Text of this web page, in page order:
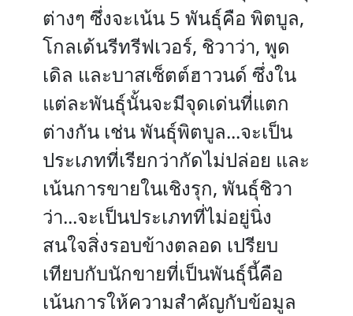
ต่างๆ ซึ่งจะเน้น 5 พันธุ์คือ พิตบูล,
โกลเด้นรีทรีฟเวอร์, ชิวาว่า, พูด
เดิล และบาสเซ็ตต์ฮาวนด์ ซึ่งใน
แต่ละพันธุ์นั้นจะมีจุดเด่นที่แตก
ต่างกัน เช่น พันธุ์พิตบูล...จะเป็น
ประเภทที่เรียกว่ากัดไม่ปล่อย และ
เน้นการขายในเชิงรุก, พันธุ์ชิวา
ว่า...จะเป็นประเภทที่ไม่อยู่นิ่ง
สนใจสิ่งรอบข้างตลอด เปรียบ
เทียบกับนักขายที่เป็นพันธุ์นี้คือ
เน้นการให้ความสำคัญกับข้อมูล